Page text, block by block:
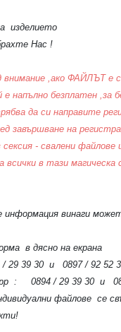
изделието
Нас !
внимание ,ако ФАЙЛЪТ е
е напълно безплатен ,за
да си направите
завършване на
сексия - свалени
всички в тази
информация винаги
в дясно на екрана
29 39 30 и 0897 / 92 52
: 0894 / 29 39 30 и
файлове се